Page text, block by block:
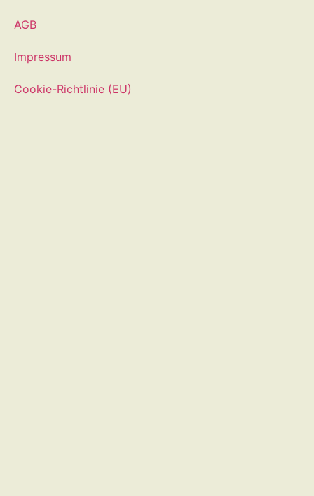
AGB
Impressum
Cookie-Richtlinie (EU)